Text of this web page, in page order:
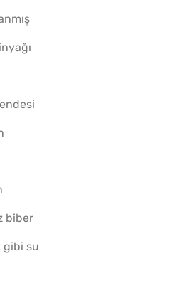
Yapılış Adımlarına Geç
biber
gibi su